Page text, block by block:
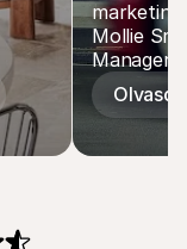
Mollie Sr.
Olvasd